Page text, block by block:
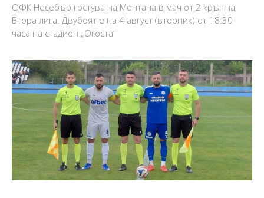
ОФК Несебър гостува на Монтана в мач от 2 кръг на
Втора лига. Двубоят е на 4 август (вторник) от 18:30
часа на стадион „Огоста“